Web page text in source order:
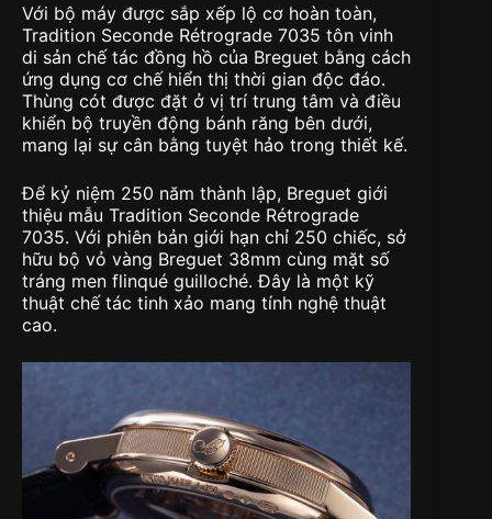
Với bộ máy được sắp xếp lộ cơ hoàn toàn,
Tradition Seconde Rétrograde 7035 tôn vinh
di sản chế tác đồng hồ của Breguet bằng cách
ứng dụng cơ chế hiển thị thời gian độc đáo.
Thùng cót được đặt ở vị trí trung tâm và điều
khiển bộ truyền động bánh răng bên dưới,
mang lại sự cân bằng tuyệt hảo trong thiết kế.
Để kỷ niệm 250 năm thành lập, Breguet giới
thiệu mẫu Tradition Seconde Rétrograde
7035. Với phiên bản giới hạn chỉ 250 chiếc, sở
hữu bộ vỏ vàng Breguet 38mm cùng mặt số
tráng men flinqué guilloché. Đây là một kỹ
thuật chế tác tinh xảo mang tính nghệ thuật
cao.